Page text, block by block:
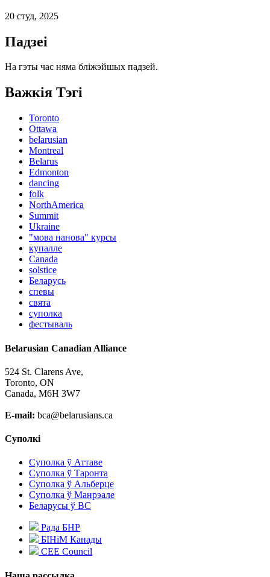
20 студ, 2025
Падзеі
На гэты час няма бліжэйшых падзей.
Важкiя Тэгі
Toronto
Ottawa
belarusian
Montreal
Belarus
Edmonton
dancing
folk
NorthAmerica
Summit
Ukraine
"мова нанова" курсы
купалле
Canada
solstice
Беларусь
спевы
свята
суполка
фестываль
Belarusian Canadian Alliance
524 St. Clarens Ave,
Toronto, ON
Canada, M6H 3W7
E-mail: bca@belarusians.ca
Суполкі
Суполка ў Аттаве
Суполка ў Таронта
Суполка ў Альберце
Суполка ў Манрэале
Беларусы ў ВС
Рада БНР
БІНіМ Канады
CEE Council